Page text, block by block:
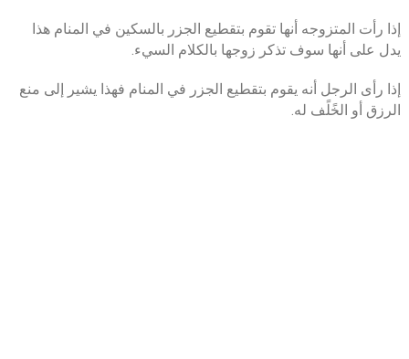
إذا رأت المتزوجه أنها تقوم بتقطيع الجزر بالسكين في المنام هذا
يدل على أنها سوف تذكر زوجها بالكلام السيء.
إذا رأى الرجل أنه يقوم بتقطيع الجزر في المنام فهذا يشير إلى منع
الرزق أو الخًلًف له.